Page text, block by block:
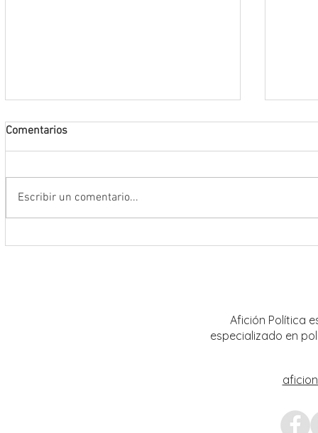
Comentarios
Escribir un comentario...
Afición Política
especializado en